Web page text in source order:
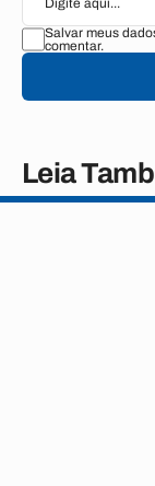
Salvar meus
comentar.
Leia